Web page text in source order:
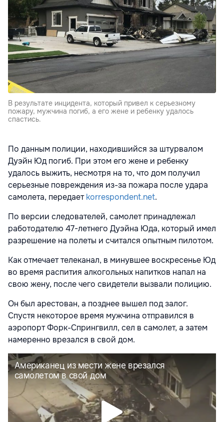
В результате инцидента, который привел к серьезному
пожару, мужчина погиб, а его жене и ребенку удалось
спастись.
По данным полиции, находившийся за штурвалом
Дуэйн Юд погиб. При этом его жене и ребенку
удалось выжить, несмотря на то, что дом получил
серьезные повреждения из-за пожара после удара
самолета, передаетkorrespondent.net.
По версии следователей, самолет принадлежал
работодателю 47-летнего Дуэйна Юда, который имел
разрешение на полеты и считался опытным пилотом.
Как отмечает телеканал, в минувшее воскресенье Юд
во время распития алкогольных напитков напал на
свою жену, после чего свидетели вызвали полицию.
Он был арестован, а позднее вышел под залог.
Спустя некоторое время мужчина отправился в
аэропорт Форк-Спрингвилл, сел в самолет, а затем
намеренно врезался в свой дом.